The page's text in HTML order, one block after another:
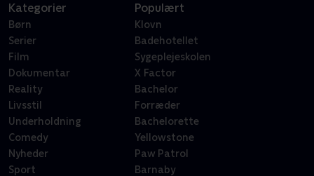
Kategorier
Børn
Serier
Film
Dokumentar
Reality
Livsstil
Underholdning
Comedy
Nyheder
Sport
Populært
Klovn
Badehotellet
Sygeplejeskolen
X Factor
Bachelor
Forræder
Bachelorette
Yellowstone
Paw Patrol
Barnaby